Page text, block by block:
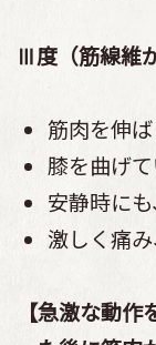
Ⅲ度（筋線維
筋肉を伸
膝を曲げ
安静時に
激しく痛
【急激な動